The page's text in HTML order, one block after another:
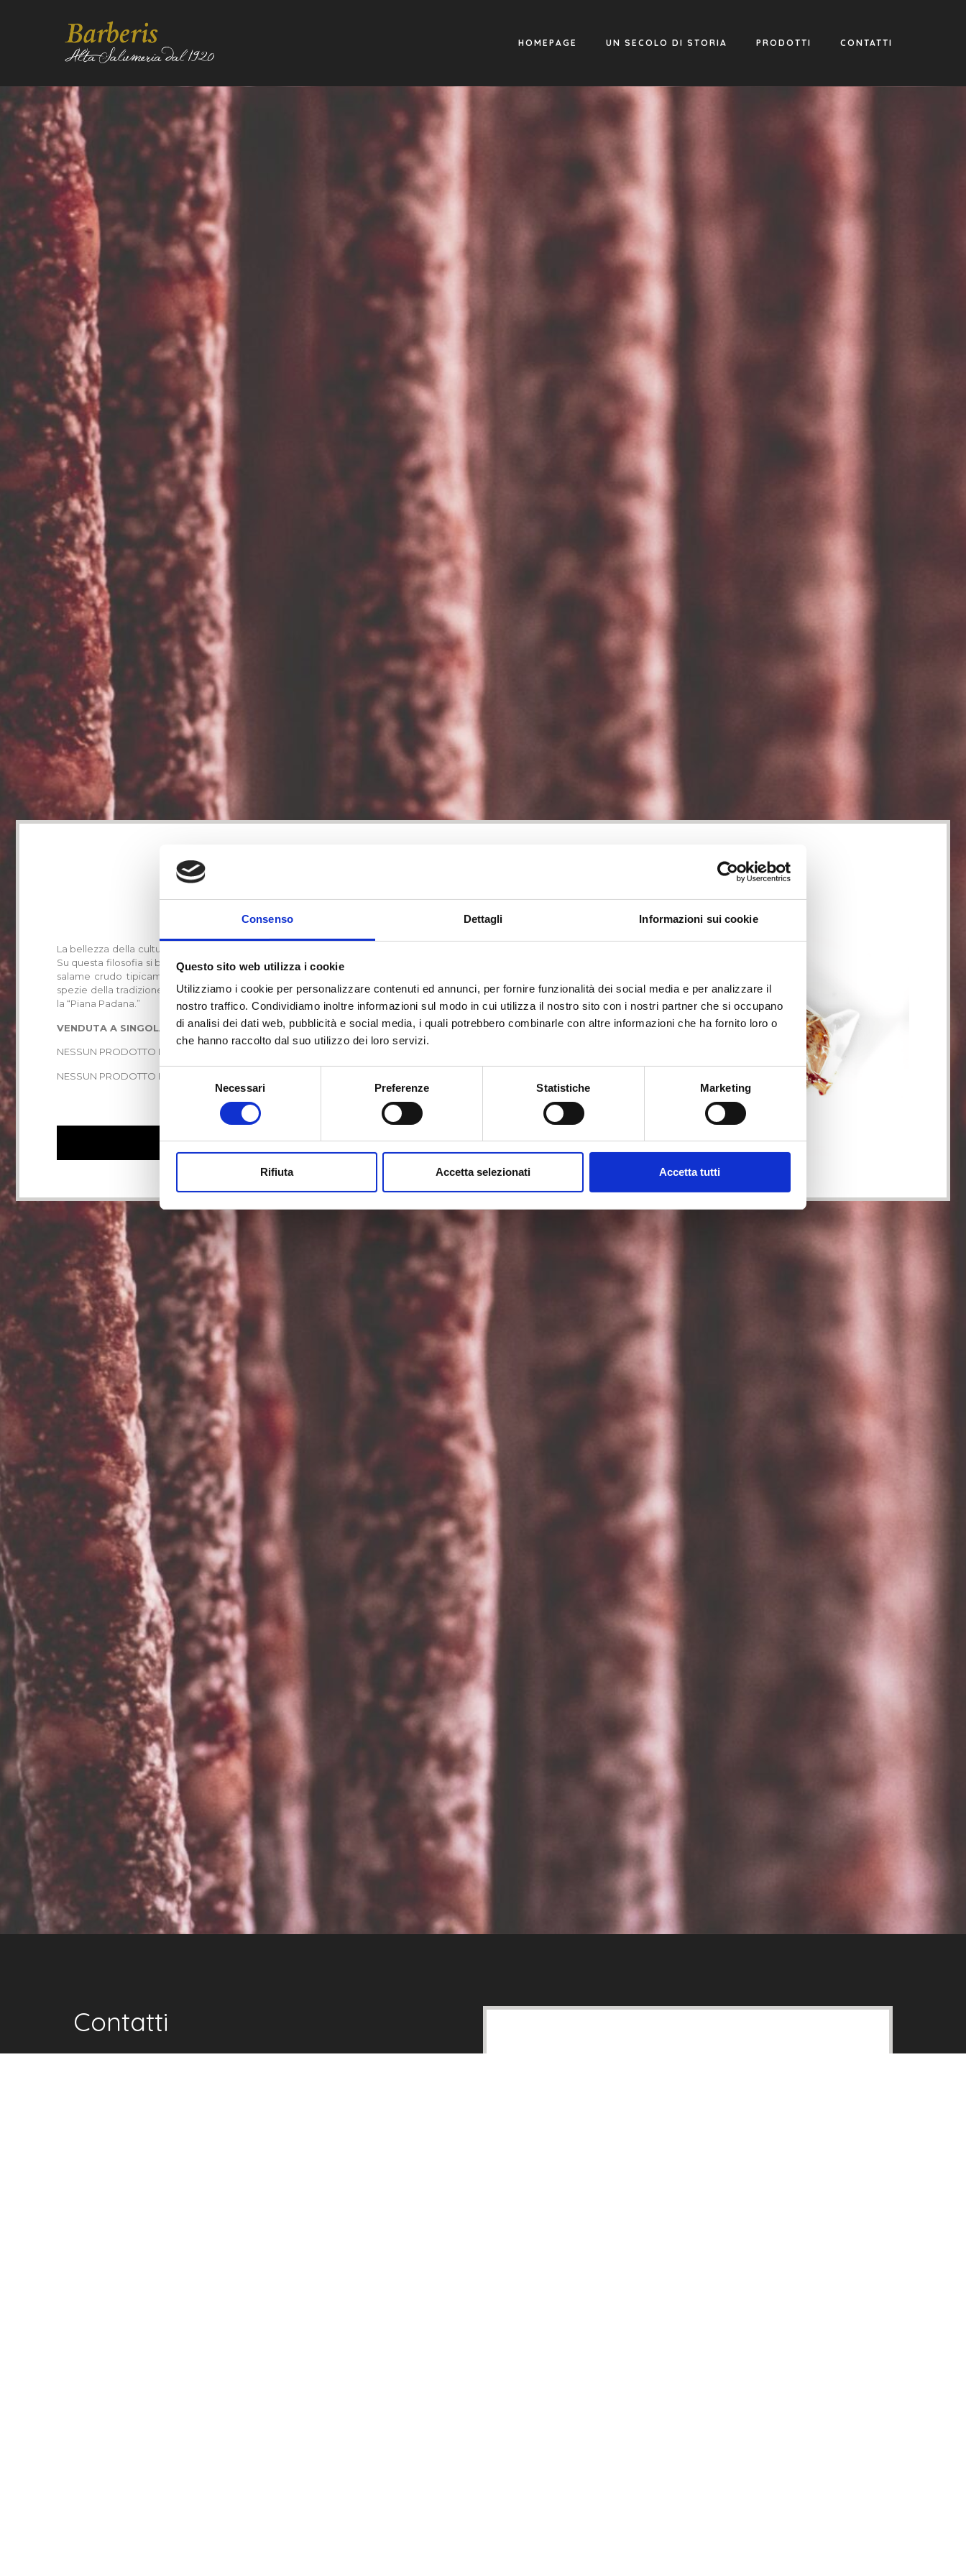
Consenso Dettagli Informazioni sui cookie
Questo sito web utilizza i cookie
Utilizziamo i cookie per personalizzare contenuti ed annunci, per fornire funzionalità dei social media e per analizzare il
nostro traffico. Condividiamo inoltre informazioni sul modo in cui utilizza il nostro sito con i nostri partner che si occupano
di analisi dei dati web, pubblicità e social media, i quali potrebbero combinarle con altre informazioni che ha fornito loro o
che hanno raccolto dal suo utilizzo dei loro servizi.
Selezione
Necessari Preferenze Statistiche Marketing
Rifiuta Accetta selezionati Accetta tutti
HOMEPAGE UN SECOLO DI STORIA PRODOTTI CONTATTI
Piana Padana
La bellezza della cultura è il confronto anche e soprattutto nelle tradizioni del cibo.
Su questa filosofia si basa la scelta della Barberis Salumi di prendere un impasto di
salame crudo tipicamente padano e di accenderlo con una speciale miscela di
spezie della tradizione mediterranea. Nasce così questo salame crudo, nasce così
la “Piana Padana.”
VENDUTA A SINGOLA UNITA’ CON PESO VARIABILE DA 250 GR. A 350 GR.
NESSUN PRODOTTO BARBERIS CONTIENE FONTI DI GLUTINE.
NESSUN PRODOTTO BARBERIS CONTIENE DERIVATI DEL LATTE.
ACQUISTABILE IN NEGOZIO
Contatti